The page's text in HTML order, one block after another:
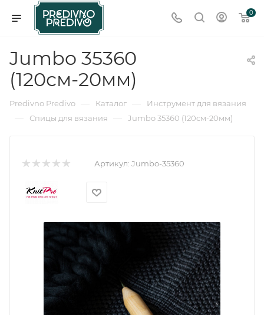
0
Jumbo 35360
(120см-20мм)
Predivno Predivo — Каталог — Инструмент для вязания
— Спицы для вязания — Jumbo 35360 (120см-20мм)
Артикул: Jumbo-35360